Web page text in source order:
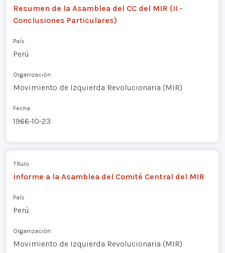
Resumen de la Asamblea del CC del MIR (II -
Conclusiones Particulares)
País
Perú
Organización
Movimiento de Izquierda Revolucionaria (MIR)
Fecha
1966-10-23
Título
Informe a la Asamblea del Comité Central del MIR
País
Perú
Organización
Movimiento de Izquierda Revolucionaria (MIR)